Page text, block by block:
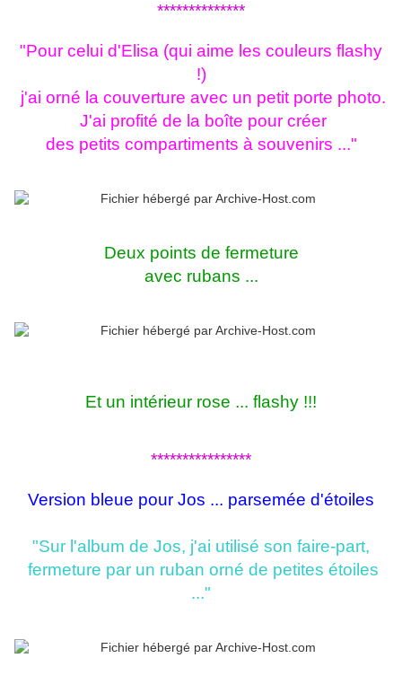
**************
"Pour celui d'Elisa (qui aime les couleurs flashy
!)
j'ai orné la couverture avec un petit porte photo.
J'ai profité de la boîte pour créer
des petits compartiments à souvenirs ..."
Deux points de fermeture
avec rubans ...
Et un intérieur rose ... flashy !!!
****************
Version bleue pour Jos ... parsemée d'étoiles
"Sur l'album de Jos, j'ai utilisé son faire-part,
fermeture par un ruban orné de petites étoiles
..."